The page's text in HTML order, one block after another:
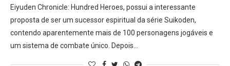
Eiyuden Chronicle: Hundred Heroes, possui a interessante
proposta de ser um sucessor espiritual da série Suikoden,
contendo aparentemente mais de 100 personagens jogáveis e
um sistema de combate único. Depois…